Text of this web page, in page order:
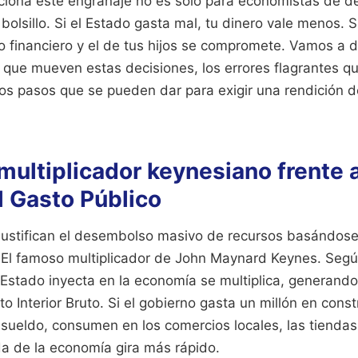
Si el Estado gasta mal, tu dinero vale menos.
financiero y el de tus hijos se compromete. Vamos a
mueven estas decisiones, los errores flagrantes
pasos que se pueden dar para exigir una rendición
keynesiano frente
Gasto Público
el desembolso masivo de recursos
famoso multiplicador de John Maynard Keynes.
inyecta en la economía se multiplica,
Interior Bruto. Si el gobierno gasta un millón en
consumen en los comercios locales, las
de la economía gira más rápido.